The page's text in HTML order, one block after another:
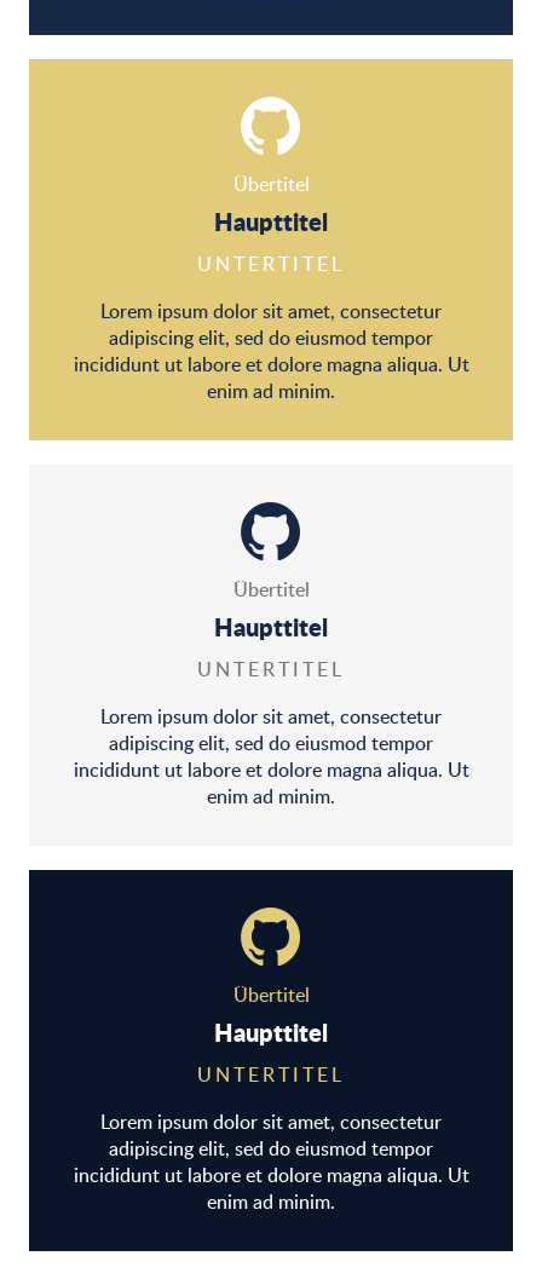
Übertitel
Haupttitel
UNTERTITEL
Lorem ipsum dolor sit amet, consectetur
adipiscing elit, sed do eiusmod tempor
incididunt ut labore et dolore magna aliqua. Ut
enim ad minim.
Übertitel
Haupttitel
UNTERTITEL
Lorem ipsum dolor sit amet, consectetur
adipiscing elit, sed do eiusmod tempor
incididunt ut labore et dolore magna aliqua. Ut
enim ad minim.
Übertitel
Haupttitel
UNTERTITEL
Lorem ipsum dolor sit amet, consectetur
adipiscing elit, sed do eiusmod tempor
incididunt ut labore et dolore magna aliqua. Ut
enim ad minim.